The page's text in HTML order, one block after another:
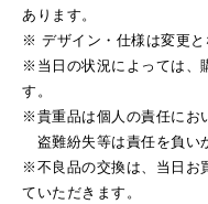
あります。
※ デザイン・仕様は変更と
※当日の状況によっては、
す。
※貴重品は個人の責任にお
盗難紛失等は責任を負い
※不良品の交換は、当日お
ていただきます。